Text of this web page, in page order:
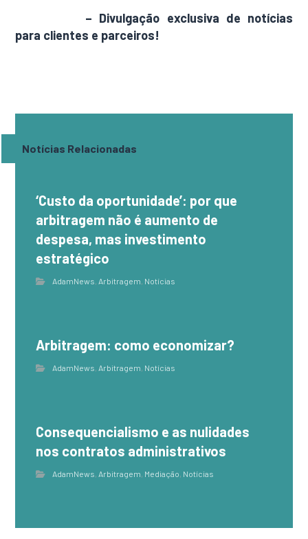
– Divulgação exclusiva de notícias
para clientes e parceiros!
Notícias Relacionadas
‘Custo da oportunidade’: por que
arbitragem não é aumento de
despesa, mas investimento
estratégico
AdamNews, Arbitragem, Notícias
Arbitragem: como economizar?
AdamNews, Arbitragem, Notícias
Consequencialismo e as nulidades
nos contratos administrativos
AdamNews, Arbitragem, Mediação, Notícias